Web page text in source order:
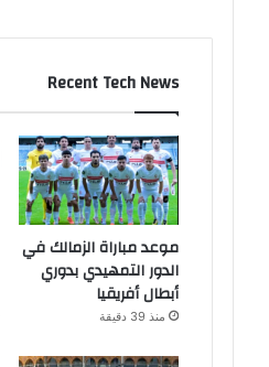
Recent Tech News
موعد مباراة الزمالك في
الدور التمهيدي بدوري
أبطال أفريقيا
منذ 39 دقيقة